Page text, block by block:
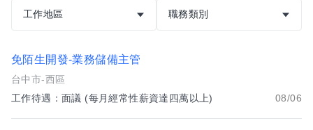
工作地區 職務類別
免陌生開發-業務儲備主管
台中市-西區
工作待遇：面議 (每月經常性薪資達四萬以上)
08/06